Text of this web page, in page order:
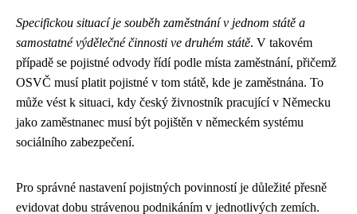
Specifickou situací je souběh zaměstnání v jednom státě a
samostatné výdělečné činnosti ve druhém státě. V takovém
případě se pojistné odvody řídí podle místa zaměstnání, přičemž
OSVČ musí platit pojistné v tom státě, kde je zaměstnána. To
může vést k situaci, kdy český živnostník pracující v Německu
jako zaměstnanec musí být pojištěn v německém systému
sociálního zabezpečení.
Pro správné nastavení pojistných povinností je důležité přesně
evidovat dobu strávenou podnikáním v jednotlivých zemích.